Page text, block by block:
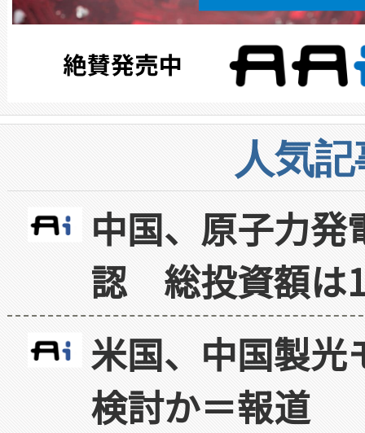
人気
中国、原子力
認 総投資額は
米国、中国製光
検討か＝報道